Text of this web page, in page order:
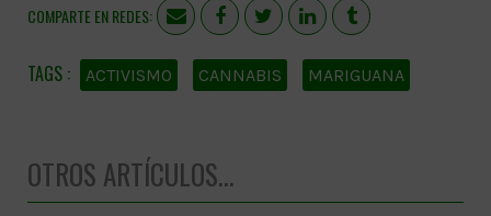
COMPARTE EN REDES:
ACTIVISMO CANNABIS MARIGUANA
OTROS ARTÍCULOS...